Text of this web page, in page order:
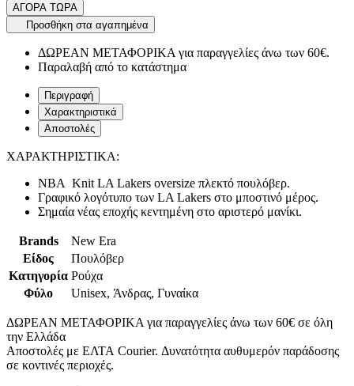
ΑΓΟΡΑ ΤΩΡΑ
Προσθήκη στα αγαπημένα
ΔΩΡΕΑΝ ΜΕΤΑΦΟΡΙΚΑ για παραγγελίες άνω των 60€.
Παραλαβή από το κατάστημα
Περιγραφή
Χαρακτηριστικά
Αποστολές
ΧΑΡΑΚΤΗΡΙΣΤΙΚΑ:
NBA Knit LA Lakers oversize πλεκτό πουλόβερ.
Γραφικό λογότυπο των LA Lakers στο μποστινό μέρος.
Σημαία νέας εποχής κεντημένη στο αριστερό μανίκι.
Brands
New Era
Είδος
Πουλόβερ
Κατηγορία Ρούχα
Φύλο
Unisex, Άνδρας, Γυναίκα
ΔΩΡΕΑΝ ΜΕΤΑΦΟΡΙΚΑ για παραγγελίες άνω των 60€ σε όλη
την Ελλάδα
Αποστολές με ΕΛΤΑ Courier. Δυνατότητα αυθυμερόν παράδοσης
σε κοντινές περιοχές.